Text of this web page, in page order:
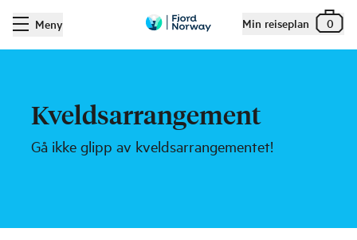
Meny Min reiseplan 0
Kveldsarrangement
Gå ikke glipp av kveldsarrangementet!